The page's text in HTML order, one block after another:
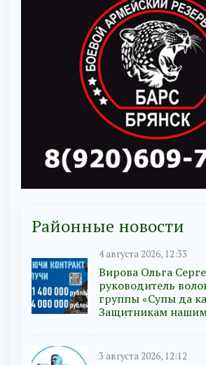
Районные новости
4 августа 2026, 12:33
Вирова Ольга
руководитель
группы «Супы да
Защитникам
3 августа 2026, 12:12